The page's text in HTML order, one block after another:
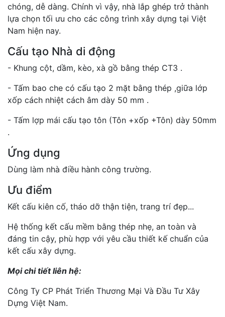
chóng, dễ dàng. Chính vì vậy, nhà lắp ghép trở thành
lựa chọn tối ưu cho các công trình xây dựng tại Việt
Nam hiện nay.
Cấu tạo Nhà di động
- Khung cột, dầm, kèo, xà gồ bằng thép CT3 .
- Tấm bao che có cấu tạo 2 mặt bằng thép ,giữa lớp
xốp cách nhiệt cách âm dày 50 mm .
- Tấm lợp mái cấu tạo tôn (Tôn +xốp +Tôn) dày 50mm
.
Ứng dụng
Dùng làm nhà điều hành công trường.
Ưu điểm
Kết cấu kiên cố, tháo dỡ thận tiện, trang trí đẹp...
Hệ thống kết cấu mềm bằng thép nhẹ, an toàn và
đáng tin cậy, phù hợp với yêu cầu thiết kế chuẩn của
kết cấu xây dựng.
Mọi chi tiết liên hệ:
Công Ty CP Phát Triển Thương Mại Và Đầu Tư Xây
Dựng Việt Nam.